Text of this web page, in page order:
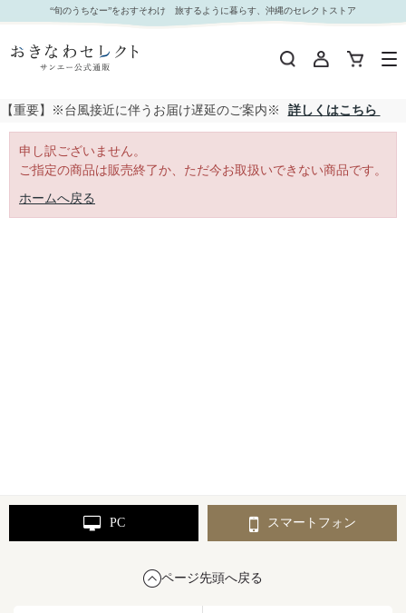
｜おきなわセレクト サンエー公式通販
“旬のうちなー”をおすそわけ 旅するように暮らす、沖縄のセレクトストア
【重要】※台風接近に伴うお届け遅延のご案内※ 詳しくはこちら
申し訳ございません。
ご指定の商品は販売終了か、ただ今お取扱いできない商品です。
ホームへ戻る
PC スマートフォン
ページ先頭へ戻る